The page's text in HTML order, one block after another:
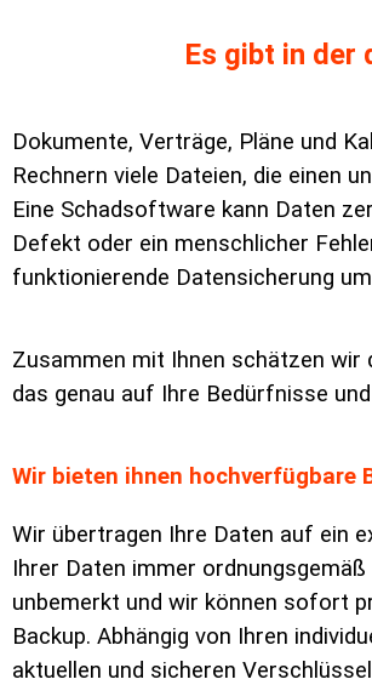
Es gibt in der
Dokumente, Verträge, Pläne und
Rechnern viele Dateien, die einen
Eine Schadsoftware kann Daten
Defekt oder ein menschlicher
funktionierende Datensicherung
Zusammen mit Ihnen schätzen wir
das genau auf Ihre Bedürfnisse
Wir bieten ihnen hochverfügbare
Wir übertragen Ihre Daten auf ein
Ihrer Daten immer
unbemerkt und wir können sofort
Backup. Abhängig von Ihren
aktuellen und sicheren